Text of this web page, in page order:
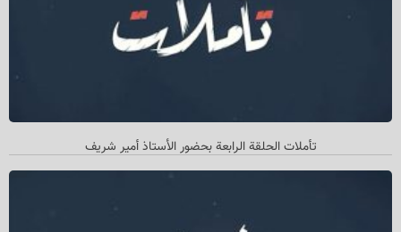
تأملات الحلقة الرابعة بحضور الأستاذ أمیر شريف